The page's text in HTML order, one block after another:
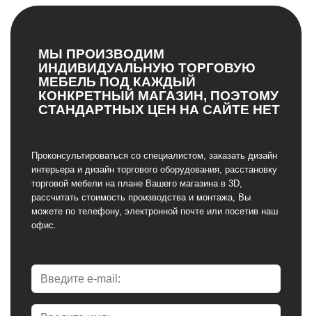
МЫ ПРОИЗВОДИМ
ИНДИВИДУАЛЬНУЮ ТОРГОВУЮ
МЕБЕЛЬ ПОД КАЖДЫЙ
КОНКРЕТНЫЙ МАГАЗИН, ПОЭТОМУ
СТАНДАРТНЫХ ЦЕН НА САЙТЕ НЕТ
Проконсультироваться со специалистом, заказать дизайн
интерьера и дизайн торгового оборудования, расстановку
торговой мебели на плане Вашего магазина в 3D,
рассчитать стоимость производства и монтажа, Вы
можете по телефону, электронной почте или посетив наш
офис.